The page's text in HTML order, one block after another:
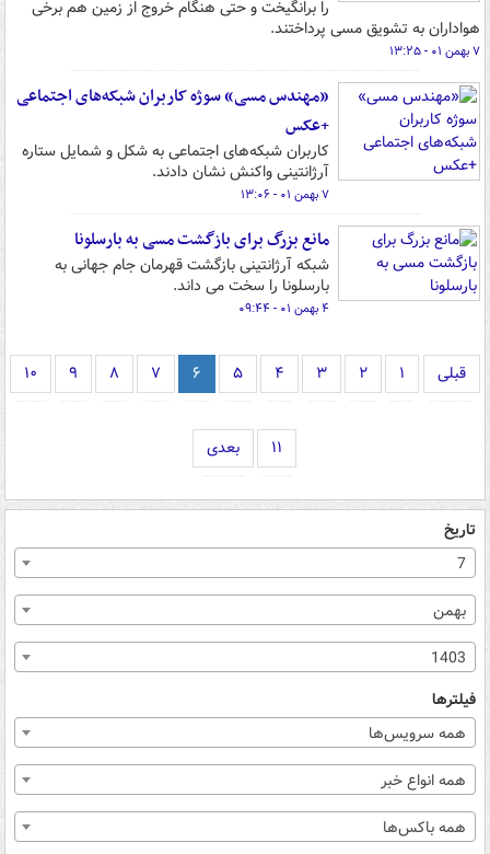
را برانگیخت و حتی هنگام خروج از زمین هم برخی
هواداران به تشویق مسی پرداختند.
۷ بهمن ۰۱ - ۱۳:۲۵
«مهندس مسی» سوژه کاربران شبکه‌های اجتماعی
+عکس
کاربران شبکه‌های اجتماعی به شکل و شمایل ستاره
آرژانتینی واکنش نشان دادند.
۷ بهمن ۰۱ - ۱۳:۰۶
مانع بزرگ برای بازگشت مسی به بارسلونا
شبکه آرژانتینی بازگشت قهرمان جام جهانی به
بارسلونا را سخت می داند.
۴ بهمن ۰۱ - ۰۹:۴۴
قبلی ۱ ۲ ۳ ۴ ۵ ۶ ۷ ۸ ۹ ۱۰
۱۱ بعدی
تاریخ
7
بهمن
1403
فیلترها
همه سرویس‌ها
همه انواع خبر
همه باکس‌ها